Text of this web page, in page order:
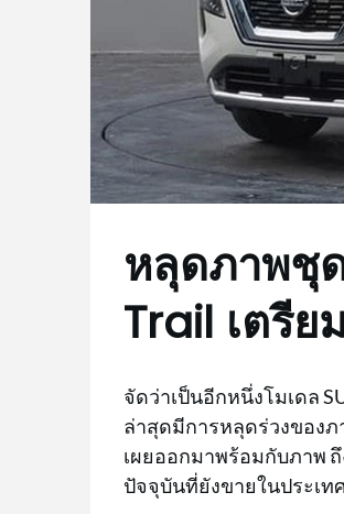
หลุดภาพชุ
Trail เตรีย
จัดว่าเป็นอีกหนึ่งโมเดล
ล่าสุดมีการหลุดร่วงของภ
เผยออกมาพร้อมกับภาพ
ปัจจุบันที่ยังขายในประเท